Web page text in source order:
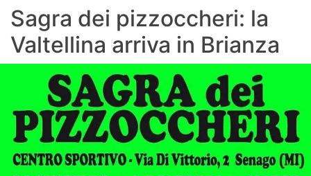
Sagra dei pizzoccheri: la
Valtellina arriva in Brianza